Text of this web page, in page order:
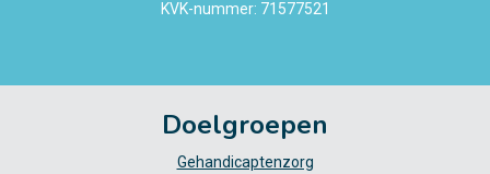
KVK-nummer: 71577521
Doelgroepen
Gehandicaptenzorg